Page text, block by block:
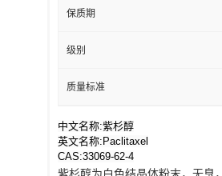
保质期
级别
质量标准
中文名称:紫杉醇
英文名称:Paclitaxel
CAS:33069-62-4